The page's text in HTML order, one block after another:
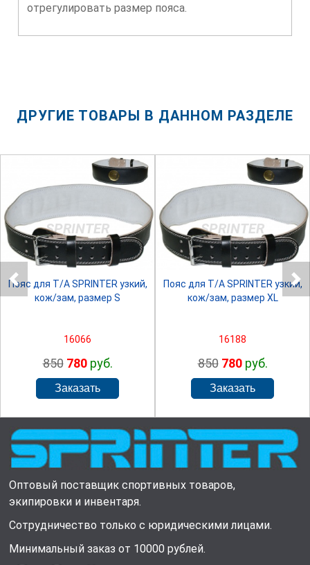
отрегулировать размер пояса.
ДРУГИЕ ТОВАРЫ В ДАННОМ РАЗДЕЛЕ
SPRINTER
Пояс для Т/А SPRINTER узкий,
кож/зам, размер S
16066
850 780руб.
SPRINTER
Пояс для Т/А SPRINTER узкий,
кож/зам, размер XL
16188
850 780руб.
Оптовый поставщик спортивных товаров,
экипировки и инвентаря.
Сотрудничество только с юридическими лицами.
Минимальный заказ от 10000 рублей.